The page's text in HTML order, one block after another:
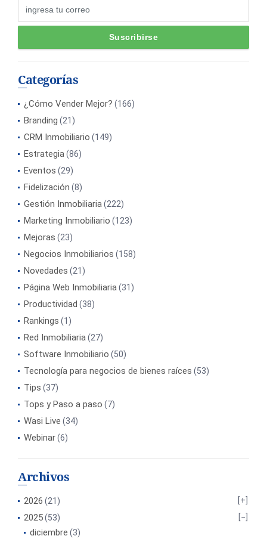
Categorías
¿Cómo Vender Mejor? (166)
Branding (21)
CRM Inmobiliario (149)
Estrategia(86)
Eventos (29)
Fidelización (8)
Gestión Inmobiliaria(222)
Marketing Inmobiliario (123)
Mejoras (23)
Negocios Inmobiliarios (158)
Novedades (21)
Página Web Inmobiliaria(31)
Productividad (38)
Rankings (1)
Red Inmobiliaria(27)
Software Inmobiliario (50)
Tecnología para negocios de bienes raíces (53)
Tips (37)
Tops y Paso a paso (7)
Wasi Live (34)
Webinar(6)
Archivos
2026 (21)
2025(53)
diciembre (3)